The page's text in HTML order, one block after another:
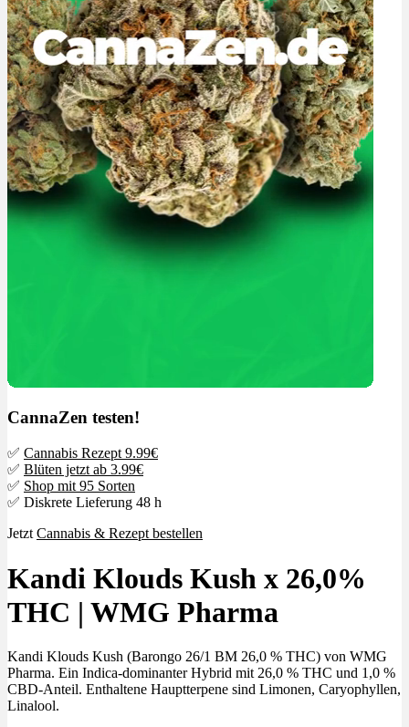
CannaZen testen!
✅ Cannabis Rezept 9.99€
✅ Blüten jetzt ab 3.99€
✅ Shop mit 95 Sorten
✅ Diskrete Lieferung 48 h
Jetzt Cannabis & Rezept bestellen
Kandi Klouds Kush x 26,0%
THC | WMG Pharma
Kandi Klouds Kush (Barongo 26/1 BM 26,0 % THC) von WMG
Pharma. Ein Indica-dominanter Hybrid mit 26,0 % THC und 1,0 %
CBD-Anteil. Enthaltene Hauptterpene sind Limonen, Caryophyllen,
Linalool.